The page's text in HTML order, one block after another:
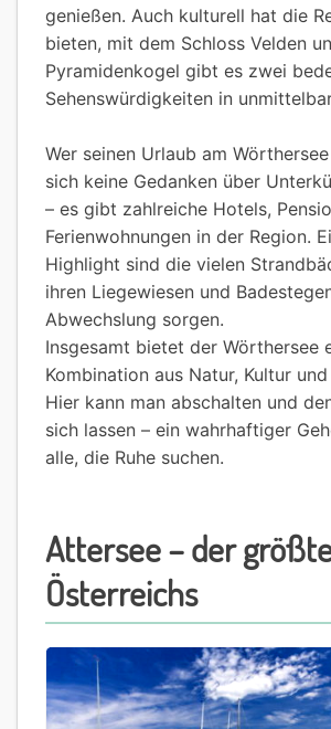
genießen. Auch kulturell hat die
bieten, mit dem Schloss Velden
Pyramidenkogel gibt es zwei
Sehenswürdigkeiten in
Wer seinen Urlaub am
sich keine Gedanken über
– es gibt zahlreiche Hotels,
Ferienwohnungen in der Region.
Highlight sind die vielen
ihren Liegewiesen und
Abwechslung sorgen.
Insgesamt bietet der Wörthersee
Kombination aus Natur, Kultur
Hier kann man abschalten und
sich lassen – ein wahrhaftiger
alle, die Ruhe suchen.
Attersee – der
Österreichs